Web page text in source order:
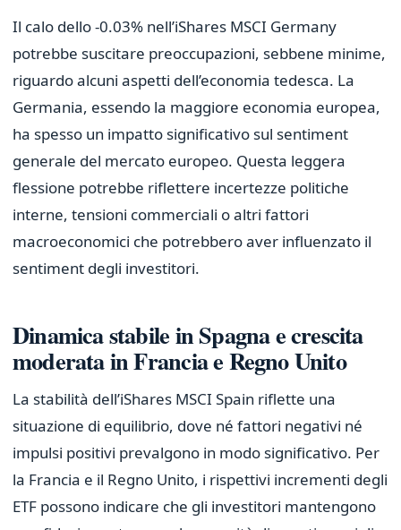
Il calo dello -0.03% nell’iShares MSCI Germany
potrebbe suscitare preoccupazioni, sebbene minime,
riguardo alcuni aspetti dell’economia tedesca. La
Germania, essendo la maggiore economia europea,
ha spesso un impatto significativo sul sentiment
generale del mercato europeo. Questa leggera
flessione potrebbe riflettere incertezze politiche
interne, tensioni commerciali o altri fattori
macroeconomici che potrebbero aver influenzato il
sentiment degli investitori.
Dinamica stabile in Spagna e crescita
moderata in Francia e Regno Unito
La stabilità dell’iShares MSCI Spain riflette una
situazione di equilibrio, dove né fattori negativi né
impulsi positivi prevalgono in modo significativo. Per
la Francia e il Regno Unito, i rispettivi incrementi degli
ETF possono indicare che gli investitori mantengono